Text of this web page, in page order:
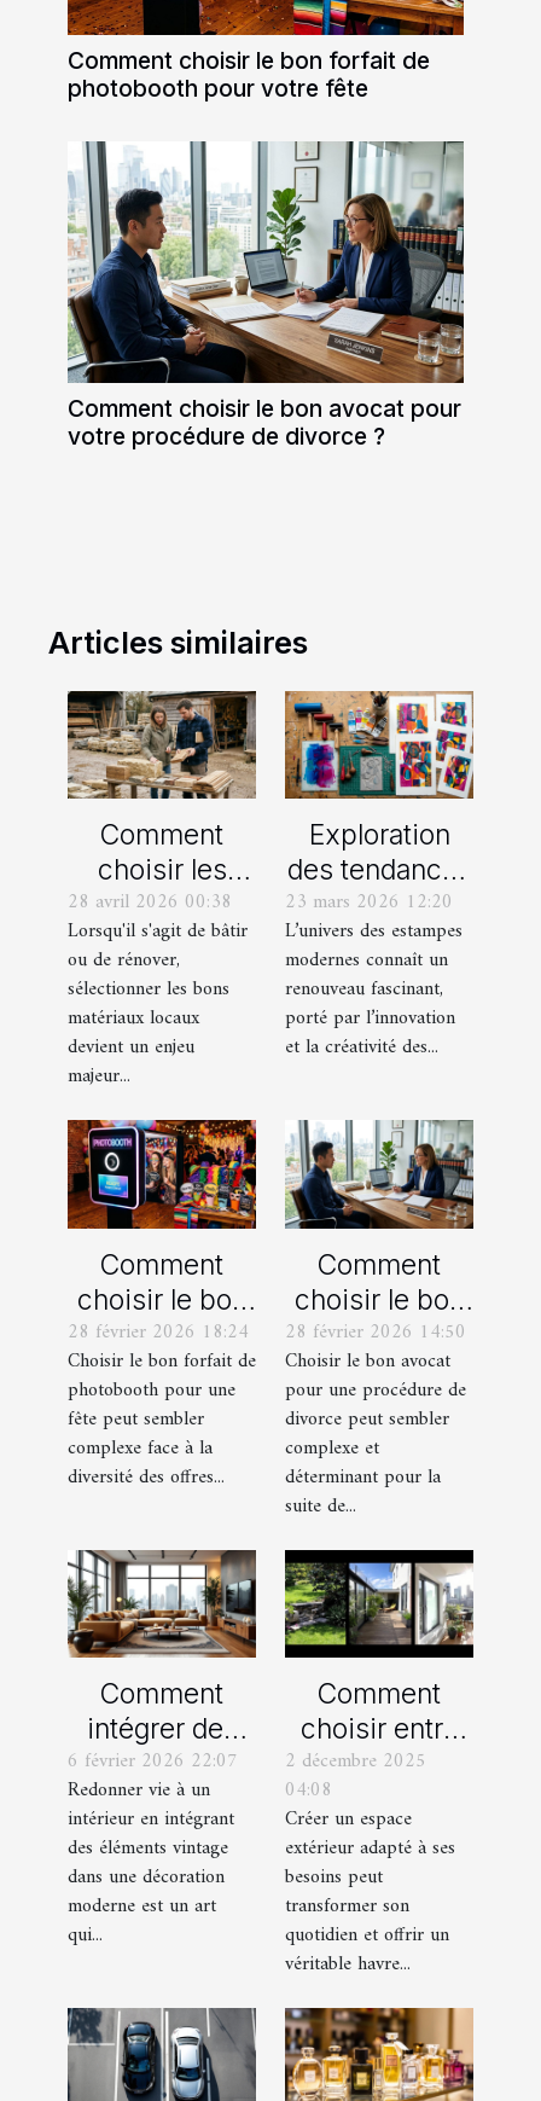
Comment choisir le bon forfait de
photobooth pour votre fête
Comment choisir le bon avocat pour
votre procédure de divorce ?
Articles similaires
Comment
choisir les
meilleurs
matériaux
locaux pour
votre maison ?
28 avril 2026 00:38
Lorsqu'il s'agit de bâtir
ou de rénover,
sélectionner les bons
matériaux locaux
devient un enjeu
majeur...
Exploration
des tendances
actuelles en
estampes
modernes
23 mars 2026 12:20
L’univers des estampes
modernes connaît un
renouveau fascinant,
porté par l’innovation
et la créativité des...
Comment
choisir le bon
forfait de
photobooth
pour votre fête
28 février 2026 18:24
Choisir le bon forfait de
photobooth pour une
fête peut sembler
complexe face à la
diversité des offres...
Comment
choisir le bon
avocat pour
votre
procédure de
divorce ?
28 février 2026 14:50
Choisir le bon avocat
pour une procédure de
divorce peut sembler
complexe et
déterminant pour la
suite de...
Comment
intégrer des
éléments
vintage dans
une décoration
moderne ?
6 février 2026 22:07
Redonner vie à un
intérieur en intégrant
des éléments vintage
dans une décoration
moderne est un art
qui...
Comment
choisir entre
un jardin, une
terrasse et un
balcon pour
votre espace
extérieur ?
2 décembre 2025
04:08
Créer un espace
extérieur adapté à ses
besoins peut
transformer son
quotidien et offrir un
véritable havre...